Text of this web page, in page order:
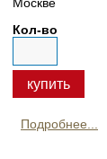
Кол-во
купить
Подробнее...